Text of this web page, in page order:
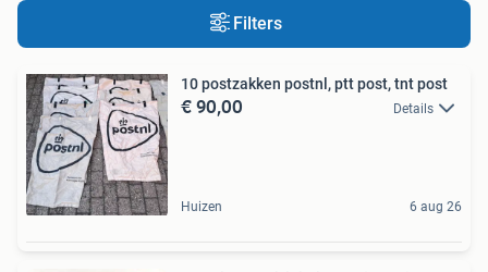
Filters
10 postzakken postnl, ptt post, tnt post
€ 90,00 Details
Huizen 6 aug 26